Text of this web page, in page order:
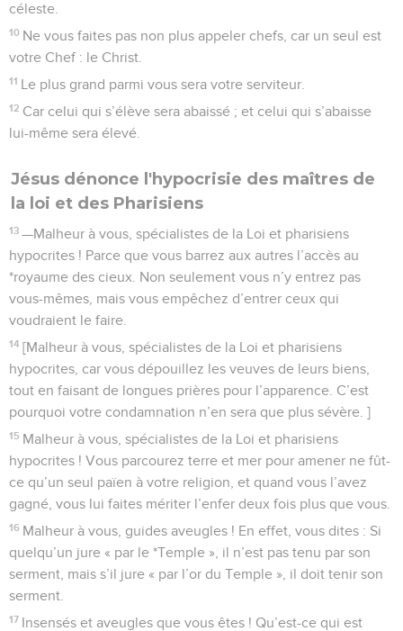
céleste.
10 Ne vous faites pas non plus appeler chefs, car un seul est
votre Chef : le Christ.
11 Le plus grand parmi vous sera votre serviteur.
12 Car celui qui s’élève sera abaissé ; et celui qui s’abaisse
lui-même sera élevé.
Jésus dénonce l'hypocrisie des maîtres de
la loi et des Pharisiens
13 —Malheur à vous, spécialistes de la Loi et pharisiens
hypocrites ! Parce que vous barrez aux autres l’accès au
*royaume des cieux. Non seulement vous n’y entrez pas
vous-mêmes, mais vous empêchez d’entrer ceux qui
voudraient le faire.
14 [Malheur à vous, spécialistes de la Loi et pharisiens
hypocrites, car vous dépouillez les veuves de leurs biens,
tout en faisant de longues prières pour l’apparence. C’est
pourquoi votre condamnation n’en sera que plus sévère. ]
15 Malheur à vous, spécialistes de la Loi et pharisiens
hypocrites ! Vous parcourez terre et mer pour amener ne fût-
ce qu’un seul païen à votre religion, et quand vous l’avez
gagné, vous lui faites mériter l’enfer deux fois plus que vous.
16 Malheur à vous, guides aveugles ! En effet, vous dites : Si
quelqu’un jure « par le *Temple », il n’est pas tenu par son
serment, mais s’il jure « par l’or du Temple », il doit tenir son
serment.
17 Insensés et aveugles que vous êtes ! Qu’est-ce qui est